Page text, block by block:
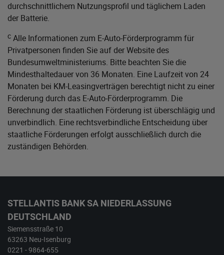
durchschnittlichem Nutzungsprofil und täglichem Laden
der Batterie.
c Alle Informationen zum E-Auto-Förderprogramm für
Privatpersonen finden Sie auf der Website des
Bundesumweltministeriums. Bitte beachten Sie die
Mindesthaltedauer von 36 Monaten. Eine Laufzeit von 24
Monaten bei KM-Leasingverträgen berechtigt nicht zu einer
Förderung durch das E-Auto-Förderprogramm. Die
Berechnung der staatlichen Förderung ist überschlägig und
unverbindlich. Eine rechtsverbindliche Entscheidung über
staatliche Förderungen erfolgt ausschließlich durch die
zuständigen Behörden.
STELLANTIS BANK SA NIEDERLASSUNG
DEUTSCHLAND
Siemensstraße 10
63263 Neu-Isenburg
0221 - 9864-655